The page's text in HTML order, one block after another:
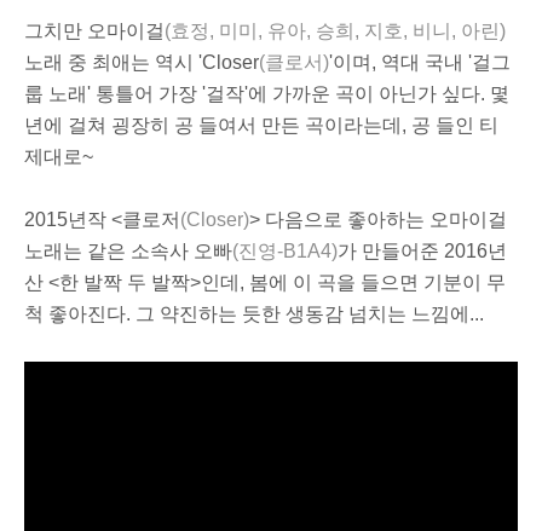
그치만 오마이걸(효정, 미미, 유아, 승희, 지호, 비니, 아린)
노래 중 최애는 역시 'Closer(클로서)'이며, 역대 국내 '걸그
룹 노래' 통틀어 가장 '걸작'에 가까운 곡이 아닌가 싶다. 몇
년에 걸쳐 굉장히 공 들여서 만든 곡이라는데, 공 들인 티
제대로~
2015년작 <클로저 (Closer)> 다음으로 좋아하는 오마이걸
노래는 같은 소속사 오빠(진영-B1A4)가 만들어준 2016년
산 <한 발짝 두 발짝>인데, 봄에 이 곡을 들으면 기분이 무
척 좋아진다. 그 약진하는 듯한 생동감 넘치는 느낌에...